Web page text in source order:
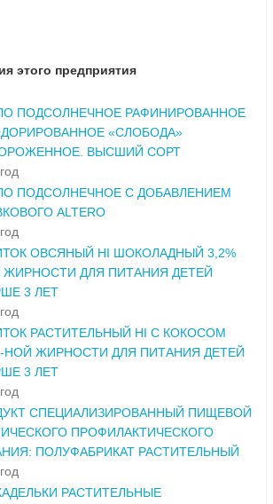
этого предприятия
ПОДСОЛНЕЧНОЕ РАФИНИРОВАННОЕ
«СЛОБОДА»
ВЫСШИЙ СОРТ
ПОДСОЛНЕЧНОЕ С ДОБАВЛЕНИЕМ
ALTERO
ОВСЯНЫЙ HI ШОКОЛАДНЫЙ 3,2%
ЖИРНОСТИ ДЛЯ ПИТАНИЯ ДЕТЕЙ
3 ЛЕТ
РАСТИТЕЛЬНЫЙ HI С КОКОСОМ
-НОЙ ЖИРНОСТИ ДЛЯ ПИТАНИЯ ДЕТЕЙ
3 ЛЕТ
СПЕЦИАЛИЗИРОВАННЫЙ ПИЩЕВОЙ
ПРОФИЛАКТИЧЕСКОГО
ПОЛУФАБРИКАТ РАСТИТЕЛЬНЫЙ
РАСТИТЕЛЬНЫЕ